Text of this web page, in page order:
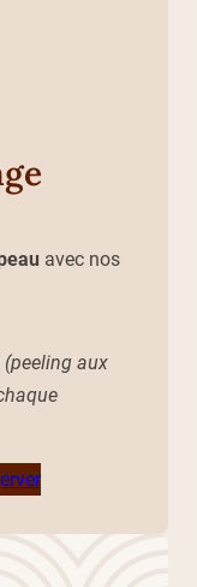
avec nos
(peeling aux